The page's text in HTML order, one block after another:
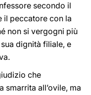
secondo il
il peccatore con la
non si vergogni più
dignità filiale, e
che
all’ovile, ma